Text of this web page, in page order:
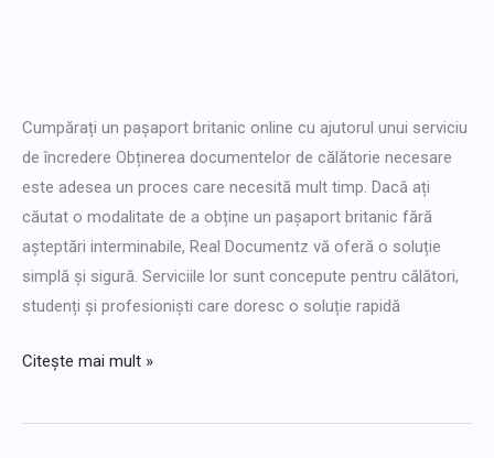
Cumpărați un pașaport britanic online cu ajutorul unui serviciu
de încredere Obținerea documentelor de călătorie necesare
este adesea un proces care necesită mult timp. Dacă ați
căutat o modalitate de a obține un pașaport britanic fără
așteptări interminabile, Real Documentz vă oferă o soluție
simplă și sigură. Serviciile lor sunt concepute pentru călători,
studenți și profesioniști care doresc o soluție rapidă
britanic
Citește mai mult »